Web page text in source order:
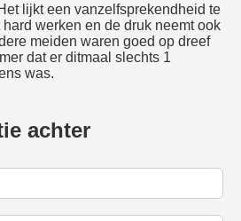
lijkt een vanzelfsprekendheid te
werken en de druk neemt ook
meiden waren goed op dreef
dat er ditmaal slechts 1
was.
achter